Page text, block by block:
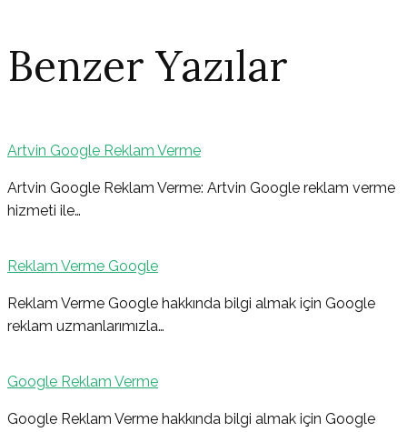
Benzer Yazılar
Artvin Google Reklam Verme
Artvin Google Reklam Verme: Artvin Google reklam verme
hizmeti ile…
Reklam Verme Google
Reklam Verme Google hakkında bilgi almak için Google
reklam uzmanlarımızla…
Google Reklam Verme
Google Reklam Verme hakkında bilgi almak için Google
Yazı
gezinmesi